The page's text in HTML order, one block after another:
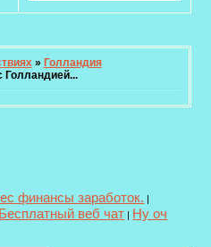
» Голландия
Голландией...
финансы заработок. |
Бесплатный веб чат | Ну оч